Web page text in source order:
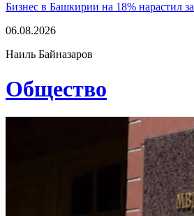
Бизнес в Башкирии на 18% нарастил
06.08.2026
Наиль Байназаров
Общество